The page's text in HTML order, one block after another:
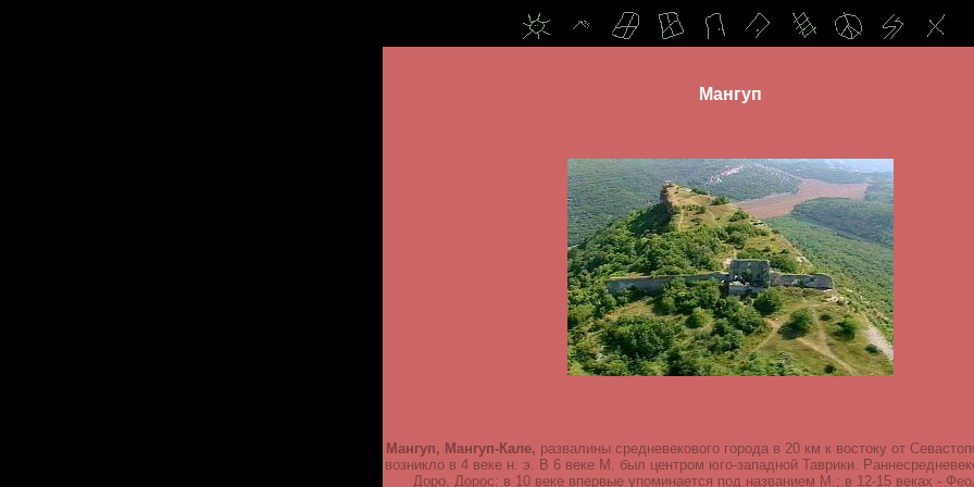
Мангуп
Мангуп, Мангуп-Кале, развалины средневекового города в 20 км к востоку от
возникло в 4 веке н. э. В 6 веке М. был центром юго-западной Таврики.
Доро, Дорос; в 10 веке впервые упоминается под названием М.; в 12-15 веках -